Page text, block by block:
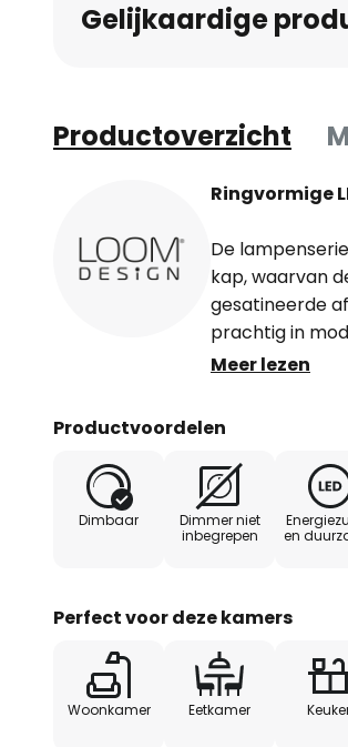
Gelijkaardige
Productoverzicht
Ringvormige
De
kap, waarvan
gesatineerde
prachtig in
goede
TRIAC. Ook te
Meer lezen
Productvoordelen
Dimbaar
Dimmer niet
inbegrepen
en
Perfect voor deze kamers
Woonkamer Eetkamer